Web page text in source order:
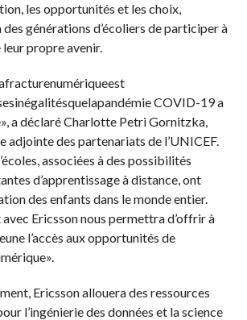
les opportunités et les choix,
générations d’écoliers de participer à
propre avenir.
COVID-19 a
a déclaré Charlotte Petri Gornitzka,
adjointe des partenariats de l’UNICEF.
associées à des possibilités
d’apprentissage à distance, ont
des enfants dans le monde entier.
Ericsson nous permettra d’offrir à
l’accès aux opportunités de
Ericsson allouera des ressources
l’ingénierie des données et la science